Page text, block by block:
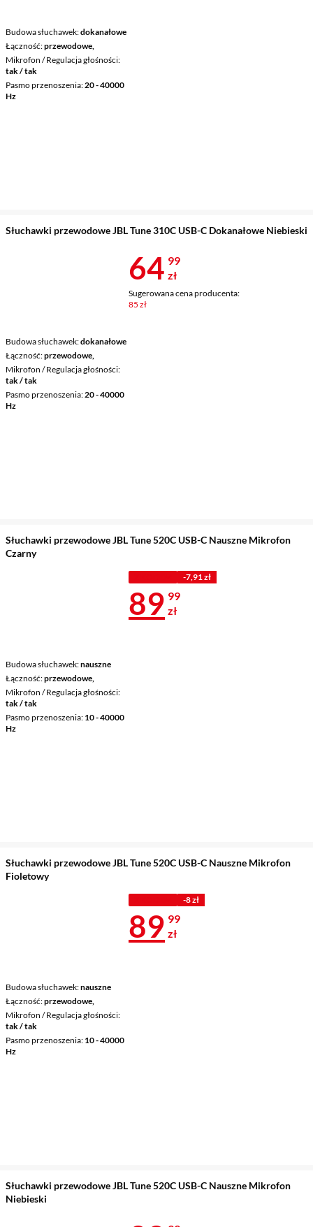
Budowa słuchawek dokanałowe
Łączność przewodowe,
Mikrofon / Regulacja głośności
tak / tak
Pasmo przenoszenia 20 - 40000
Hz
Słuchawki przewodowe JBL Tune 310C USB-C Dokanałowe Niebieski
Budowa słuchawek dokanałowe
Łączność przewodowe,
Mikrofon / Regulacja głośności
tak / tak
Pasmo przenoszenia 20 - 40000
Hz
Cena 64,99
64 99
zł
Sugerowana cena producenta:
85 zł
Słuchawki przewodowe JBL Tune 520C USB-C Nauszne Mikrofon
Czarny
Budowa słuchawek nauszne
Łączność przewodowe,
Mikrofon / Regulacja głośności
tak / tak
Pasmo przenoszenia 10 - 40000
Hz
-7,91 zł
Cena 89,99
89 99
zł
Słuchawki przewodowe JBL Tune 520C USB-C Nauszne Mikrofon
Fioletowy
Budowa słuchawek nauszne
Łączność przewodowe,
Mikrofon / Regulacja głośności
tak / tak
Pasmo przenoszenia 10 - 40000
Hz
-8 zł
Cena 89,99
89 99
zł
Słuchawki przewodowe JBL Tune 520C USB-C Nauszne Mikrofon
Niebieski